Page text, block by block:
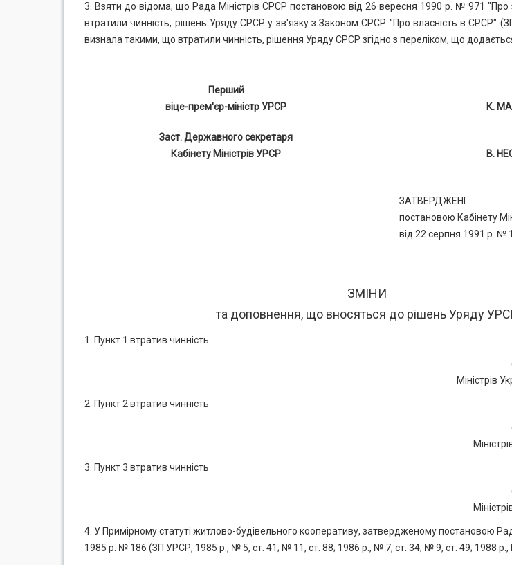
3. Взяти до відома, що Рада Міністрів СРСР постановою від 26 вересня 1990 р. № 971 "Про
втратили чинність, рішень Уряду СРСР у зв'язку з Законом СРСР "Про власність в СРСР"
визнала такими, що втратили чинність, рішення Уряду СРСР згідно з переліком, що
Перший
віце-прем'єр-міністр УРСР
К.
Заст. Державного секретаря
Кабінету Міністрів УРСР
В.
ЗАТВЕРДЖЕНІ
постановою Кабінету
від 22 серпня 1991 р. №
ЗМІНИ
та доповнення, що вносяться до рішень Уряду
1. Пункт 1 втратив чинність
Міністрів
2. Пункт 2 втратив чинність
3. Пункт 3 втратив чинність
4. У Примірному статуті житлово-будівельного кооперативу, затвердженому постановою
1985 р. № 186 (ЗП УРСР, 1985 р., № 5, ст. 41; № 11, ст. 88; 1986 р., № 7, ст. 34; № 9, ст. 49; 1988 р.,